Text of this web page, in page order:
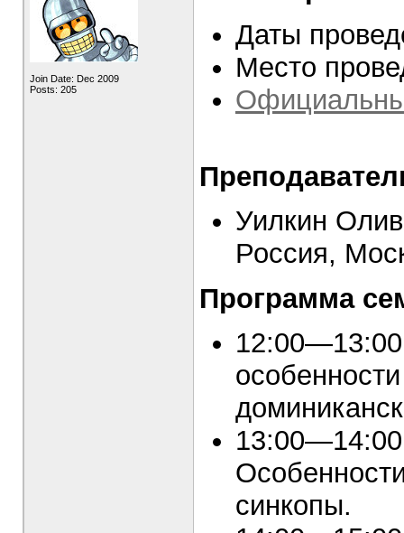
Join Date: Dec 2009
Posts: 205
Даты
Место
Уилкин
Россия,
Программа
синкопы.